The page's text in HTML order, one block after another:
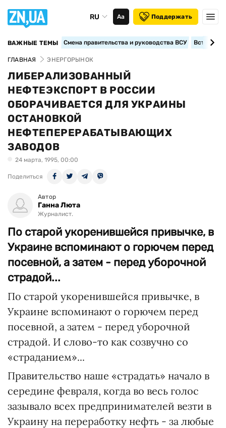
RU Аа Поддержать
ВАЖНЫЕ ТЕМЫ Смена правительства и руководства ВСУ
ГЛАВНАЯ ЭНЕРГОРЫНОК
ЛИБЕРАЛИЗОВАННЫЙ
НЕФТЕЭКСПОРТ В РОССИИ
ОБОРАЧИВАЕТСЯ ДЛЯ УКРАИНЫ
ОСТАНОВКОЙ
НЕФТЕПЕРЕРАБАТЫВАЮЩИХ
ЗАВОДОВ
24 марта, 1995, 00:00
Поделиться
Автор
Ганна Люта
Журналист.
По старой укоренившейся привычке, в
Украине вспоминают о горючем перед
посевной, а затем - перед уборочной
страдой...
По старой укоренившейся привычке, в
Украине вспоминают о горючем перед
посевной, а затем - перед уборочной
страдой. И слово-то как созвучно со
«страданием»...
Правительство наше «страдать» начало в
середине февраля, когда во весь голос
зазывало всех предпринимателей везти в
Украину на переработку нефть - за любые